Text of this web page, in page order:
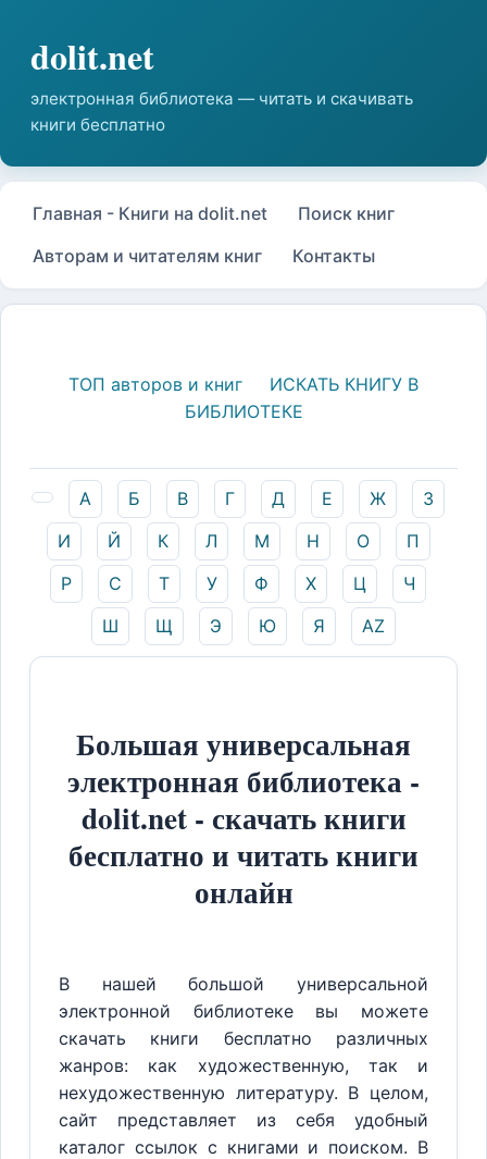
Главная - Книги на dolit.net
Поиск книг
Авторам и читателям книг
Контакты
ТОП авторов и книг
ИСКАТЬ КНИГУ В
БИБЛИОТЕКЕ
А Б В Г Д Е Ж
З
И
Й К Л М Н О
П
Р
С Т У Ф Х Ц
Ч
Ш
Щ Э Ю Я AZ
Большая универсальная
электронная библиотека -
dolit.net - скачать книги
бесплатно и читать книги
онлайн
В нашей большой универсальной
электронной библиотеке вы можете
скачать книги бесплатно различных
жанров: как художественную, так и
нехудожественную литературу. В целом,
сайт представляет из себя удобный
каталог ссылок с книгами и поиском. В